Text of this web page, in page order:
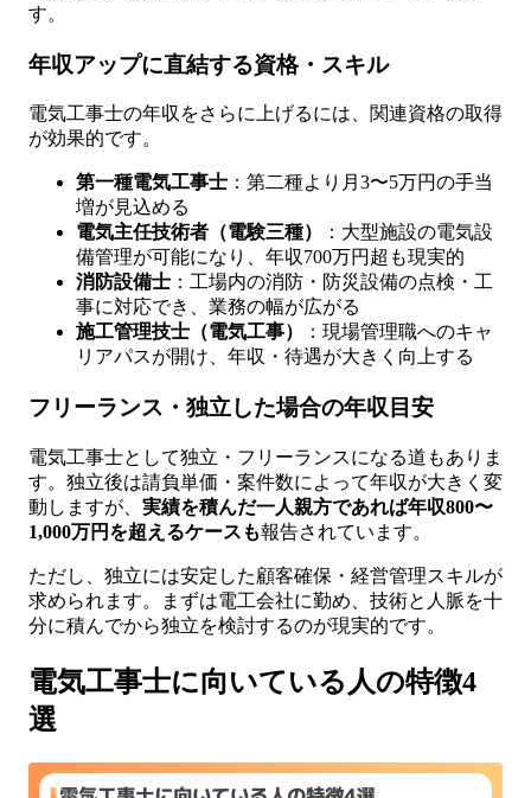
す。
年収アップに直結する資格・スキル
電気工事士の年収をさらに上げるには、関連資格の取得
が効果的です。
第一種電気工事士 ：第二種より月3〜5万円の手当
増が見込める
電気主任技術者（電験三種）
：大型施設の電気設
備管理が可能になり、年収700万円超も現実的
消防設備士 ：工場内の消防・防災設備の点検・工
事に対応でき、業務の幅が広がる
施工管理技士（電気工事）
：現場管理職へのキャ
リアパスが開け、年収・待遇が大きく向上する
フリーランス・独立した場合の年収目安
電気工事士として独立・フリーランスになる道もありま
す。独立後は請負単価・案件数によって年収が大きく変
動しますが、 実績を積んだ一人親方であれば年収800〜
1,000万円を超えるケースも報告されています。
ただし、独立には安定した顧客確保・経営管理スキルが
求められます。まずは電工会社に勤め、技術と人脈を十
分に積んでから独立を検討するのが現実的です。
電気工事士に向いている人の特徴4
選